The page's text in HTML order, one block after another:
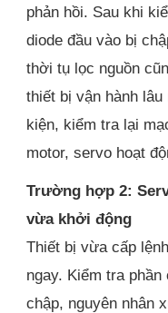
phản hồi. Sau khi
diode đầu vào bị
thời tụ lọc nguồn
thiết bị vận hành
kiện, kiểm tra lại
motor, servo hoạt
Trường hợp 2:
vừa khởi động
Thiết bị vừa cấp
ngay. Kiểm tra
chập, nguyên nhân